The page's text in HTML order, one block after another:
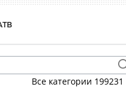
ТВ
Все категории 199231